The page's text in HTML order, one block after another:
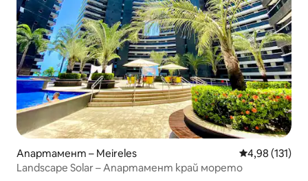
Апартамент – Meireles Средна
4,98 (131)
Landscape Solar – Апартамент край морето